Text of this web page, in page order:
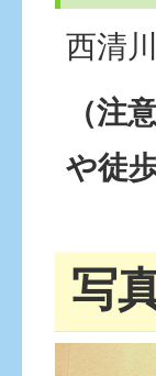
西清
（注
や徒
写